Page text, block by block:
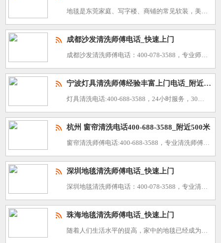
地毯是东莞家庭、写字楼、商铺的常见软装，美观实用却易积尘藏污，自行清洗难以彻底清洁。我们提供专业东莞地毯清洗上门服务，电话400-800-3488，随叫随到、上门服务，快速去除污渍、杀菌除螨，还原地毯
成都沙发清洗师傅电话_快速上门
成都沙发清洗师傅电话：400-078-3588，专业师傅，快速上门，24小时在线为您服务，给您带来干净，整洁的环境。随着生活品质的提高，家具的清洁保养越来越受到人们的关注。沙发作为家中重要的装饰品，其
宁波灯具清洗师傅经验丰富上门电话_附近500米同城
灯具清洗电话:400-688-3588，24小时服务，30分钟上门，技艺精湛，诚信服务，价格透明，覆盖全区 我司专注于: 1.大型开荒工程家庭保洁清洗，、灯具清洗(普通灯具，水晶吊灯，大型水晶
杭州 窗帘清洗电话400-688-3588_附近500米
窗帘清洗师傅电话:400-688-3588，专业清洗师傅，快速上门，只需一个电话!给您带来干净舒适的环境!窗帘作为家居装饰的重要组成部分，其清洁程度直接影响到家居的整体美观和居住舒适度。在邢台，如果您
深圳地毯清洗师傅电话_快速上门
深圳地毯清洗师傅电话：400-078-3588，专业清洗师傅，快速上门服务！给您带来生活的便利！在繁忙的都市生活中，保持家居环境的整洁与舒适显得尤为重要。地毯作为家庭装修中不可或缺的元素，不仅为生活增
珠海地毯清洗师傅电话_快速上门
随着人们生活水平的提高，家中的地毯已经成为家居装饰的重要组成部分。然而，随着时间的推移，地毯容易积累灰尘、污渍，影响家居环境和美观。为了解决这一问题，我们珠海地毯清洗师傅为您提供专业、高效的地毯清洗服